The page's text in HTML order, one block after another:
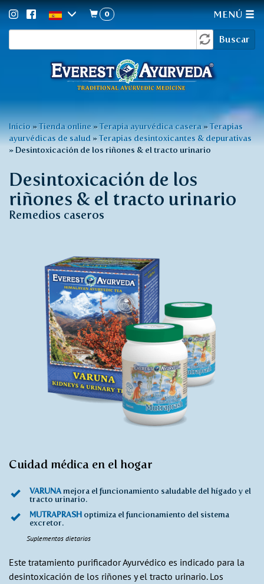
de
búsqueda
Buscar
0 MENÚ
Usted
está
Inicio »Tienda online »Terapia ayurvédica casera»Terapias
ayurvédicas de salud »Terapias desintoxicantes & depurativas
» Desintoxicación de los riñones & el tracto urinario
Desintoxicación de los
riñones & el tracto urinario
Remedios caseros
Cuidad médica en el hogar
VARUNA mejora el funcionamiento saludable del hígado y el
tracto urinario.
MUTRAPRASH optimiza el funcionamiento del sistema
excretor.
Suplementos dietarios
Este tratamiento purificador Ayurvédico es indicado para la
desintoxicación de los riñones y el tracto urinario. Los